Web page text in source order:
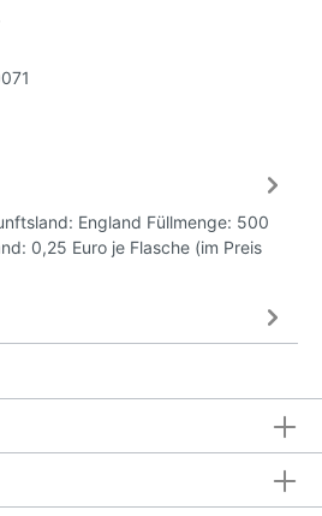
England Füllmenge: 500
0,25 Euro je Flasche (im Preis